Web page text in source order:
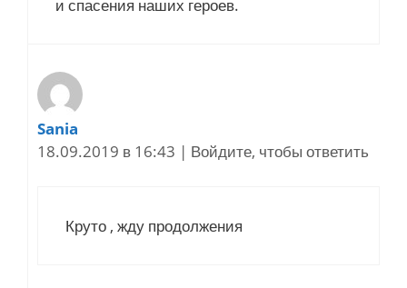
и спасения наших героев.
Sania
18.09.2019 в 16:43 | Войдите, чтобы ответить
Круто , жду продолжения